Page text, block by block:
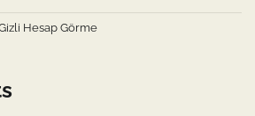
Hesap Görme